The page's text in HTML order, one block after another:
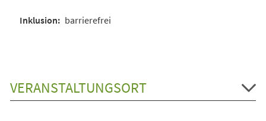
barrierefrei
VERANSTALTUNGSORT